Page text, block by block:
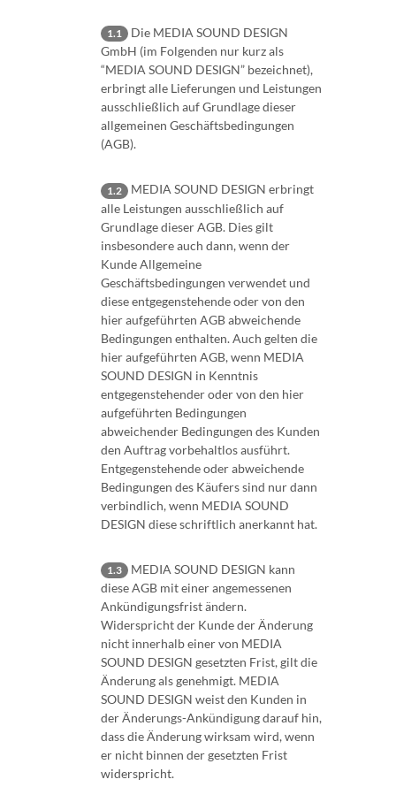
1.1
Die MEDIA SOUND DESIGN
GmbH (im Folgenden nur kurz als
“MEDIA SOUND DESIGN” bezeichnet),
erbringt alle Lieferungen und Leistungen
ausschließlich auf Grundlage dieser
allgemeinen Geschäftsbedingungen
(AGB).
1.2
MEDIA SOUND DESIGN erbringt
alle Leistungen ausschließlich auf
Grundlage dieser AGB. Dies gilt
insbesondere auch dann, wenn der
Kunde Allgemeine
Geschäftsbedingungen verwendet und
diese entgegenstehende oder von den
hier aufgeführten AGB abweichende
Bedingungen enthalten. Auch gelten die
hier aufgeführten AGB, wenn MEDIA
SOUND DESIGN in Kenntnis
entgegenstehender oder von den hier
aufgeführten Bedingungen
abweichender Bedingungen des Kunden
den Auftrag vorbehaltlos ausführt.
Entgegenstehende oder abweichende
Bedingungen des Käufers sind nur dann
verbindlich, wenn MEDIA SOUND
DESIGN diese schriftlich anerkannt hat.
1.3
MEDIA SOUND DESIGN kann
diese AGB mit einer angemessenen
Ankündigungsfrist ändern.
Widerspricht der Kunde der Änderung
nicht innerhalb einer von MEDIA
SOUND DESIGN gesetzten Frist, gilt die
Änderung als genehmigt. MEDIA
SOUND DESIGN weist den Kunden in
der Änderungs-Ankündigung darauf hin,
dass die Änderung wirksam wird, wenn
er nicht binnen der gesetzten Frist
widerspricht.